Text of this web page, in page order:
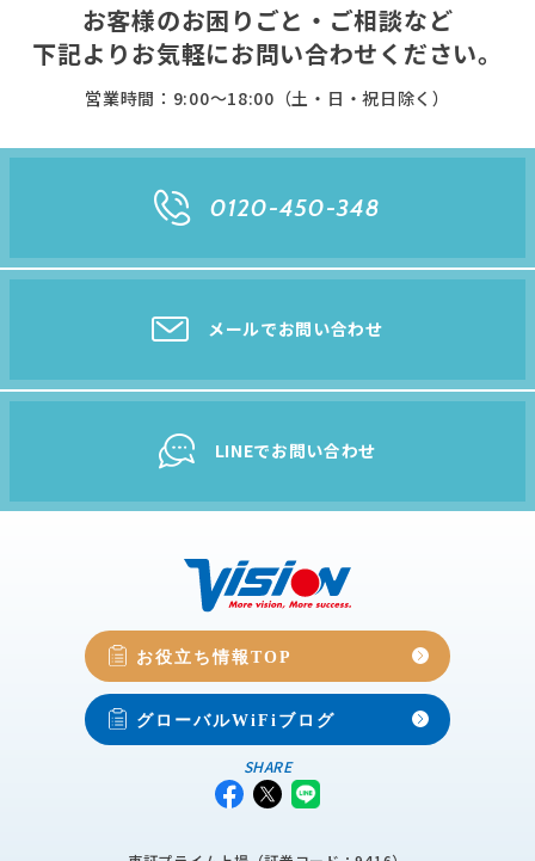
お客様のお困りごと・ご相談など
下記よりお気軽にお問い合わせください。
営業時間：9:00〜18:00（土・日・祝日除く）
0120-450-348
メールでお問い合わせ
LINEでお問い合わせ
お役立ち情報TOP
グローバルWiFiブログ
SHARE